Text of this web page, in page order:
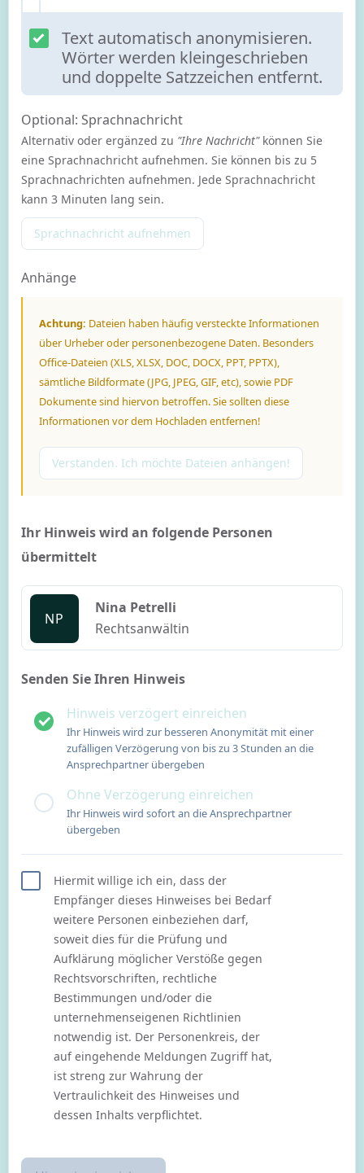
Text automatisch anonymisieren.
Wörter werden kleingeschrieben
und doppelte Satzzeichen entfernt.
Optional: Sprachnachricht
Alternativ oder ergänzed zu "Ihre Nachricht"können Sie
eine Sprachnachricht aufnehmen. Sie können bis zu 5
Sprachnachrichten aufnehmen. Jede Sprachnachricht
kann 3 Minuten lang sein.
Sprachnachricht aufnehmen
Anhänge
Achtung: Dateien haben häufig versteckte Informationen
über Urheber oder personenbezogene Daten. Besonders
Office-Dateien (XLS, XLSX, DOC, DOCX, PPT, PPTX),
sämtliche Bildformate (JPG, JPEG, GIF, etc), sowie PDF
Dokumente sind hiervon betroffen. Sie sollten diese
Informationen vor dem Hochladen entfernen!
Verstanden. Ich möchte Dateien anhängen!
Ihr Hinweis wird an folgende Personen
übermittelt
NP
Nina Petrelli
Rechtsanwältin
Senden Sie Ihren Hinweis
Hinweis verzögert einreichen
Ihr Hinweis wird zur besseren Anonymität mit einer
zufälligen Verzögerung von bis zu 3 Stunden an die
Ansprechpartner übergeben
Ohne Verzögerung einreichen
Ihr Hinweis wird sofort an die Ansprechpartner
übergeben
Hiermit willige ich ein, dass der
Empfänger dieses Hinweises bei Bedarf
weitere Personen einbeziehen darf,
soweit dies für die Prüfung und
Aufklärung möglicher Verstöße gegen
Rechtsvorschriften, rechtliche
Bestimmungen und/oder die
unternehmenseigenen Richtlinien
notwendig ist. Der Personenkreis, der
auf eingehende Meldungen Zugriff hat,
ist streng zur Wahrung der
Vertraulichkeit des Hinweises und
dessen Inhalts verpflichtet.